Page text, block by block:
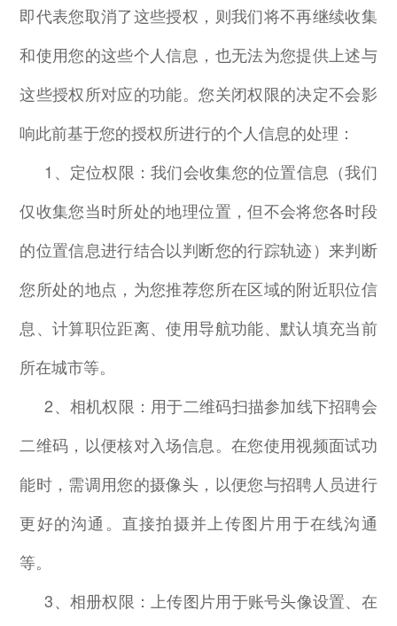
即代表您取消了这些授权，则我们将不再继续收集
和使用您的这些个人信息，也无法为您提供上述与
这些授权所对应的功能。您关闭权限的决定不会影
响此前基于您的授权所进行的个人信息的处理：
1 、定位权限：我们会收集您的位置信息（我们
仅收集您当时所处的地理位置，但不会将您各时段
的位置信息进行结合以判断您的行踪轨迹）来判断
您所处的地点，为您推荐您所在区域的附近职位信
息、计算职位距离、使用导航功能、默认填充当前
所在城市等。
2、相机权限：用于二维码扫描参加线下招聘会
二维码，以便核对入场信息。在您使用视频面试功
能时，需调用您的摄像头，以便您与招聘人员进行
更好的沟通。直接拍摄并上传图片用于在线沟通
等。
3、相册权限：上传图片用于账号头像设置、在